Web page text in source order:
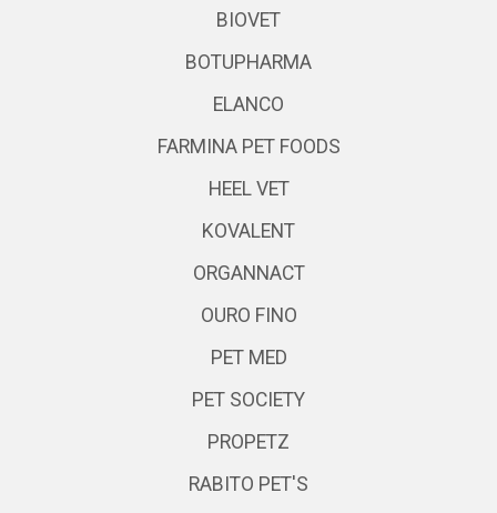
BIOVET
BOTUPHARMA
ELANCO
FARMINA PET FOODS
HEEL VET
KOVALENT
ORGANNACT
OURO FINO
PET MED
PET SOCIETY
PROPETZ
RABITO PET'S